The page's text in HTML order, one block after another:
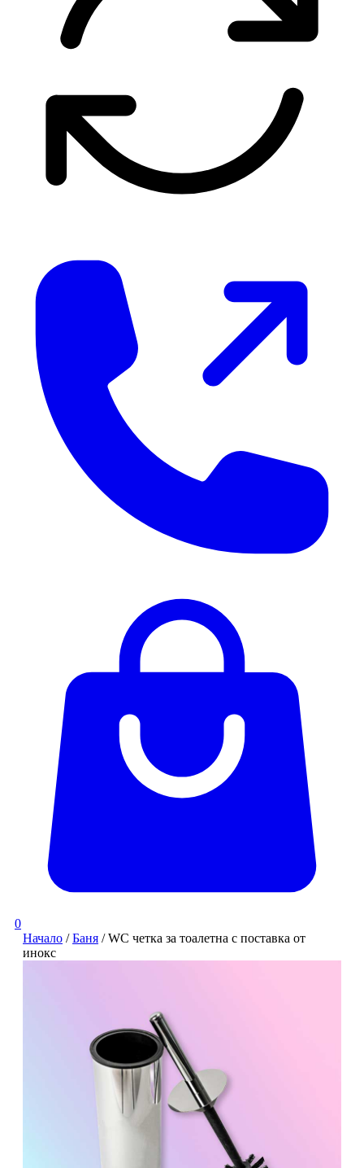
0
Начало /Баня / WC четка за тоалетна с поставка от
инокс